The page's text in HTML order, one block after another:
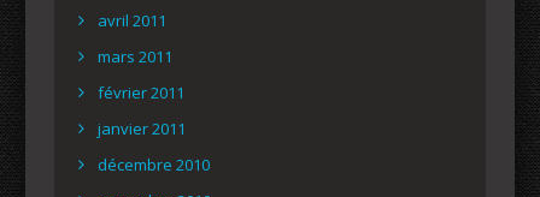
avril 2011
mars 2011
février 2011
janvier 2011
décembre 2010